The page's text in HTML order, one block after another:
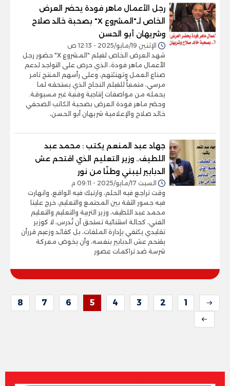
رجل الأعمال ماهر فودة يحضر العرض
الخاص لـ"المشروع X" بصحبة خالد صلاح
وشريهان أبو الحسن
الإثنين 19/مايو/2025 - 12:13 ص
شهد العرض الخاص لفيلم "المشروع X" حضور رجل
الأعمال ماهر فودة، الذي حرص على التواجد لدعم
صناع العمل وتهنئتهم، وعلى رأسهم المنتج تامر
مرسي، متمنياً للفيلم النجاح الذي يستحقه لما
يحمله من مواصفات إنتاجية وفنية غير مسبوقة.
وحضر ماهر فودة العرض بصحبة الكاتب الصحفي
خالد صلاح والإعلامية شريهان أبو الحسن،
جهاد عبد المنعم يكتب : محمد عبد
اللطيف.. وزير التعليم الذي اقتحم عش
الدبابير ليبني وطنًا من نور
السبت 17/مايو/2025 - 09:11 م
وقت تراجع فيه الحلم، وارتبك فيه الواقع، وانهارت
فيه جسور الثقة بين المجتمع والتعليم، خرج علينا
محمد عبد اللطيف، وزير التربية والتعليم والتعليم
الفني، كحالة استثنائية تستحق أن تُدرس، لا كوزير
تقليدي يكتفي بإدارة الملفات، بل كقائد وزعيم قررأن
يقتحم عش الدبابير بنفسه، وأن يخوض معركة
شرسة ضد تراكمات عصور
1
2
3
4
5
6
7
8